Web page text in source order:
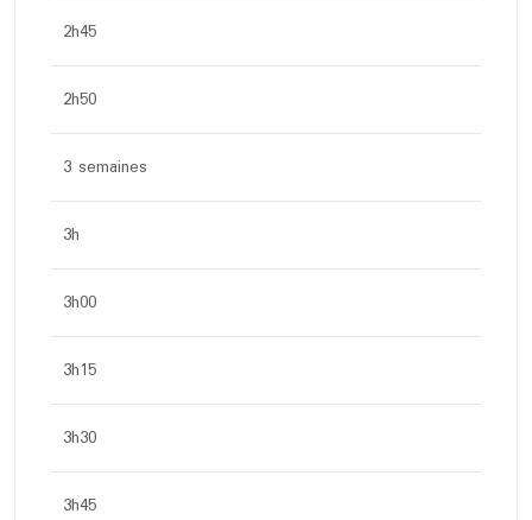
2h45
2h50
3 semaines
3h
3h00
3h15
3h30
3h45